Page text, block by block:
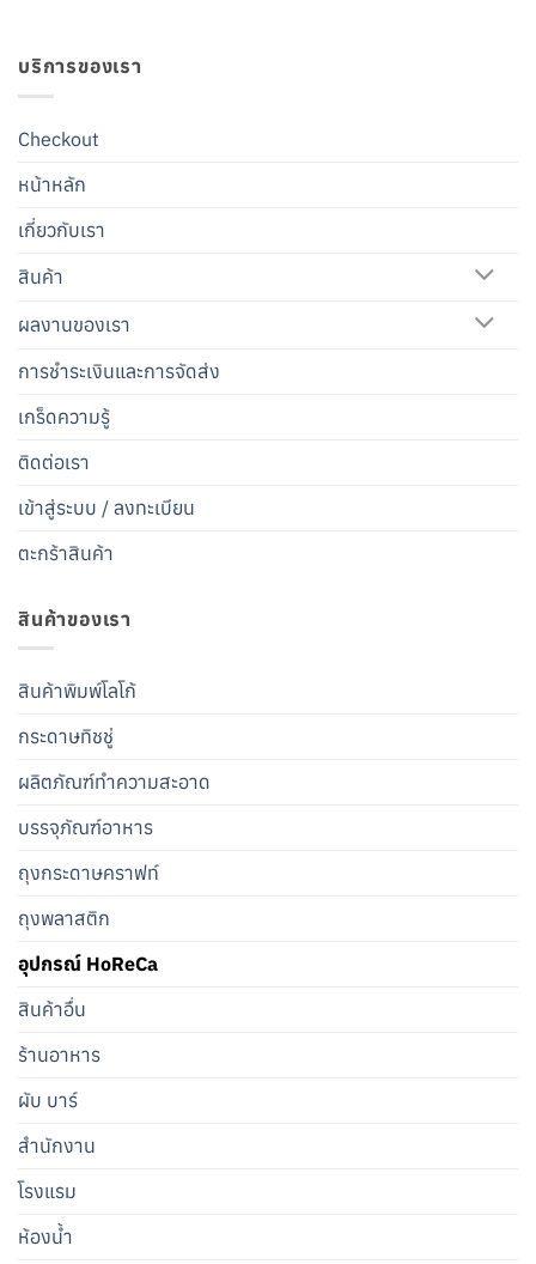
บริการของเรา
Checkout
หน้าหลัก
เกี่ยวกับเรา
สินค้า
ผลงานของเรา
การชำระเงินและการจัดส่ง
เกร็ดความรู้
ติดต่อเรา
เข้าสู่ระบบ / ลงทะเบียน
ตะกร้าสินค้า
สินค้าของเรา
สินค้าพิมพ์โลโก้
กระดาษทิชชู่
ผลิตภัณฑ์ทำความสะอาด
บรรจุภัณฑ์อาหาร
ถุงกระดาษคราฟท์
ถุงพลาสติก
อุปกรณ์ HoReCa
สินค้าอื่น
ร้านอาหาร
ผับ บาร์
สำนักงาน
โรงแรม
ห้องน้ำ